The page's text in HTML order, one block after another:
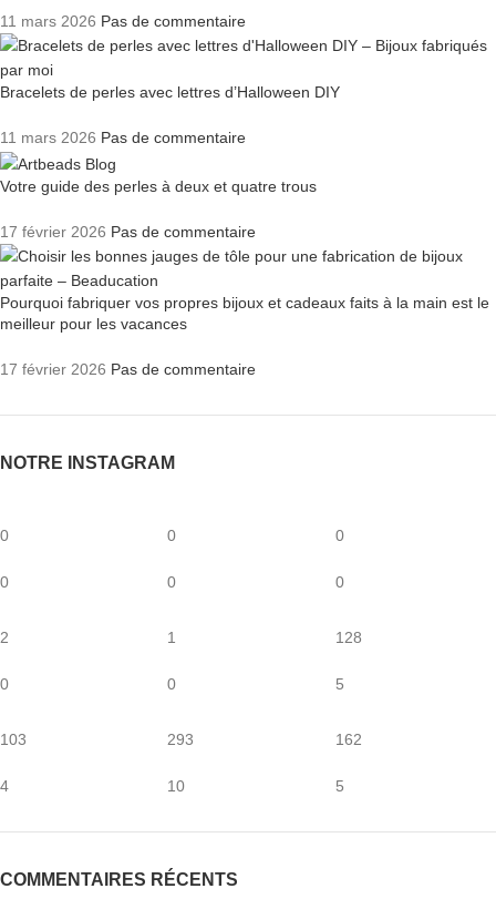
11 mars 2026 Pas de commentaire
Bracelets de perles avec lettres d’Halloween DIY
11 mars 2026 Pas de commentaire
Votre guide des perles à deux et quatre trous
17 février 2026 Pas de commentaire
Pourquoi fabriquer vos propres bijoux et cadeaux faits à la main est le
meilleur pour les vacances
17 février 2026 Pas de commentaire
NOTRE INSTAGRAM
0
0
0
0
0
0
2
0
1
0
128
5
103
4
293
10
162
5
COMMENTAIRES RÉCENTS